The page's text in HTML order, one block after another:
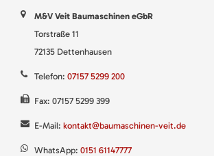
M&V Veit Baumaschinen eGbR
Torstraße 11
72135 Dettenhausen
Telefon: 07157 5299 200
Fax: 07157 5299 399
E-Mail: kontakt@baumaschinen-veit.de
WhatsApp: 0151 61147777